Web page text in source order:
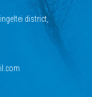
district,